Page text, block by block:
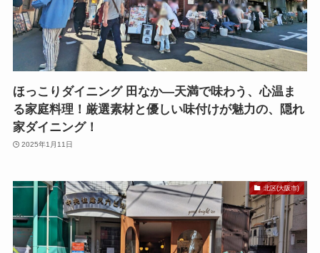
ほっこりダイニング 田なか—天満で味わう、心温ま
る家庭料理！厳選素材と優しい味付けが魅力の、隠れ
家ダイニング！
2025年1月11日
北区(大阪市)